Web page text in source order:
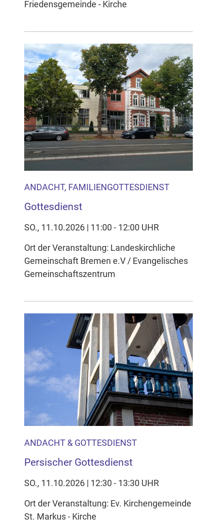
Friedensgemeinde - Kirche
ANDACHT, FAMILIENGOTTESDIENST
Gottesdienst
SO., 11.10.2026 | 11:00 - 12:00 UHR
Ort der Veranstaltung: Landeskirchliche
Gemeinschaft Bremen e.V / Evangelisches
Gemeinschaftszentrum
ANDACHT & GOTTESDIENST
Persischer Gottesdienst
SO., 11.10.2026 | 12:30 - 13:30 UHR
Ort der Veranstaltung: Ev. Kirchengemeinde
St. Markus - Kirche